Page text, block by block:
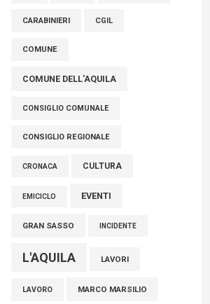
onorare il sacrificio dei nostri connazionali
tra cui molti abruzzesi"
CARABINIERI CGIL
COMUNE
COMUNE DELL'AQUILA
CONSIGLIO COMUNALE
CONSIGLIO REGIONALE
CULTURA
EVENTI
GRAN SASSO
L'AQUILA LAVORI
LAVORO MARCO MARSILIO